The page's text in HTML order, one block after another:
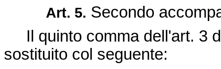
Art. 5. Secondo
Il quinto comma dell'art. 3
sostituito col seguente: